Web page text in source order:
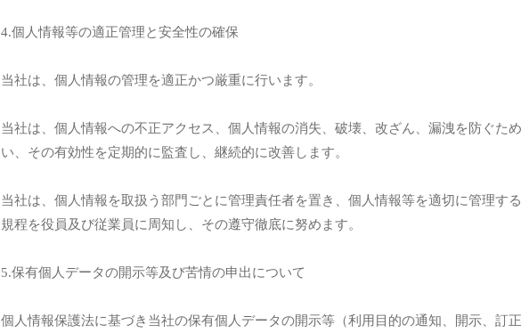
4.個人情報等の適正管理と安全性の確保
当社は、個人情報の管理を適正かつ厳重に行います。
当社は、個人情報への不正アクセス、個人情報の消失、破壊、改ざん、漏洩を防ぐた
い、その有効性を定期的に監査し、継続的に改善します。
当社は、個人情報を取扱う部門ごとに管理責任者を置き、個人情報等を適切に管理す
規程を役員及び従業員に周知し、その遵守徹底に努めます。
5.保有個人データの開示等及び苦情の申出について
個人情報保護法に基づき当社の保有個人データの開示等（利用目的の通知、開示、訂